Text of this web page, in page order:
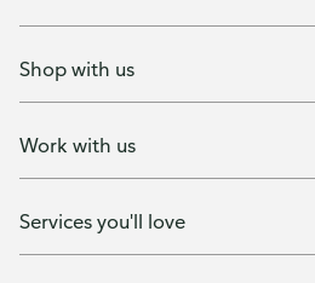
Shop with us
Work with us
Services you'll love